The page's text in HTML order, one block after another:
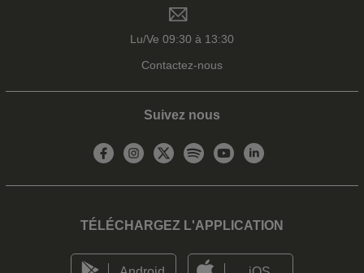
Lu/Ve 09:30 à 13:30
Contactez-nous
Suivez nous
TÉLÉCHARGEZ L'APPLICATION